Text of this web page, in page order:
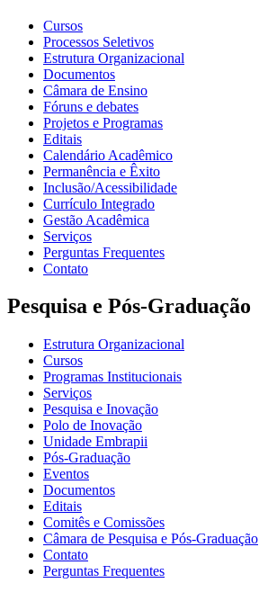
Cursos
Processos Seletivos
Estrutura Organizacional
Documentos
Câmara de Ensino
Fóruns e debates
Projetos e Programas
Editais
Calendário Acadêmico
Permanência e Êxito
Inclusão/Acessibilidade
Currículo Integrado
Gestão Acadêmica
Serviços
Perguntas Frequentes
Contato
Pesquisa e Pós-Graduação
Estrutura Organizacional
Cursos
Programas Institucionais
Serviços
Pesquisa e Inovação
Polo de Inovação
Unidade Embrapii
Pós-Graduação
Eventos
Documentos
Editais
Comitês e Comissões
Câmara de Pesquisa e Pós-Graduação
Contato
Perguntas Frequentes